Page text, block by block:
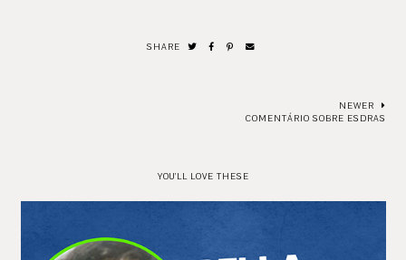
SHARE
NEWER
COMENTÁRIO SOBRE ESDRAS
YOU'LL LOVE THESE